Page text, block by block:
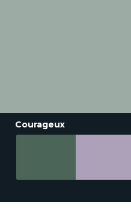
Courageux